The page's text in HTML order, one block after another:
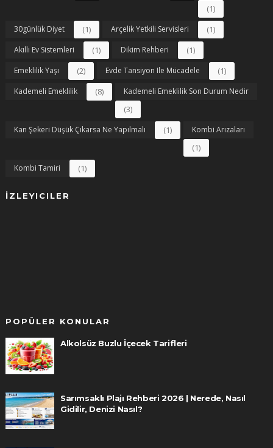
(1)
30günlük Diyet (1) Arçelik Yetkili Servisleri (1)
Akıllı Ev Sistemleri (1) Dikim Rehberi (1)
Emeklilik Yaşı (2) Evde Tansiyon Ile Mücadele (1)
Kademeli Emeklilik (8) Kademeli Emeklilik Son Durum Nedir
(3)
Kan Şekeri Düşük Çıkarsa Ne Yapılmalı (1) Kombi Arızaları
(1)
Kombi Tamiri (1)
İZLEYICILER
POPÜLER KONULAR
Alkolsüz Buzlu İçecek Tarifleri
Sarımsaklı Plajı Rehberi 2026 | Nerede, Nasıl
Gidilir, Denizi Nasıl?